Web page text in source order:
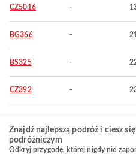
CZ5016 -
BG366 -
BS325 -
CZ392 -
Znajdź najlepszą podróż i ciesz
podróżniczym
Odkryj przygodę, której nigdy nie